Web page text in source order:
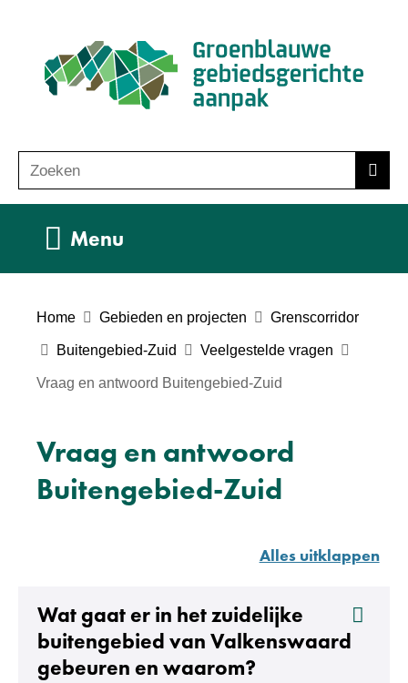
naar
de
inhoud
o
e
Zoeken
Menu
Home Gebieden en projecten Grenscorridor
Buitengebied-Zuid Veelgestelde vragen
Vraag en antwoord Buitengebied-Zuid
Vraag en antwoord
Buitengebied-Zuid
Alles uitklappen
Wat gaat er in het zuidelijke
buitengebied van Valkenswaard
gebeuren en waarom?